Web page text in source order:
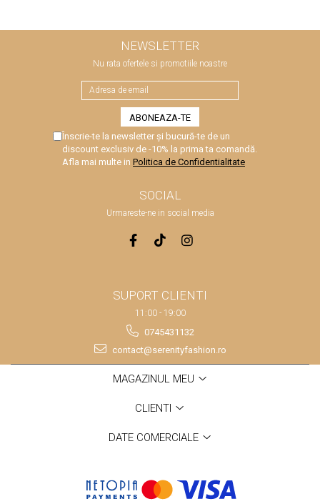
NEWSLETTER
Nu rata ofertele si promotiile noastre
Înscrie-te la newsletter și bucură-te de un
discount exclusiv de -10% la prima ta comandă.
Afla mai multe in Politica de Confidentialitate
SOCIAL
Urmareste-ne in social media
SUPORT CLIENTI
11:00 - 19:00
0745431132
contact@serenityfashion.ro
MAGAZINUL MEU
CLIENTI
DATE COMERCIALE